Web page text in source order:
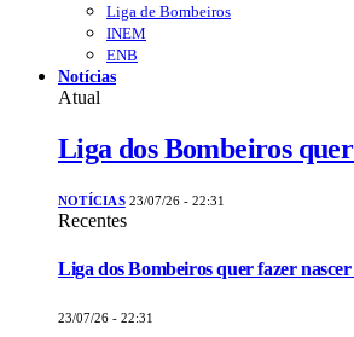
Liga de Bombeiros
INEM
ENB
Notícias
Atual
Liga dos Bombeiros
NOTÍCIAS 23/07/26 - 22:31
Recentes
Liga dos Bombeiros quer fazer
23/07/26 - 22:31